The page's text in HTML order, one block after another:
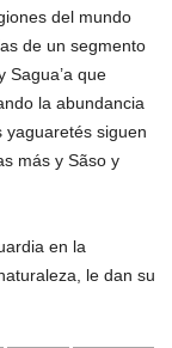
del mundo
de un segmento
Sagua’a que
la abundancia
yaguaretés siguen
más y Sãso y
en la
le dan su